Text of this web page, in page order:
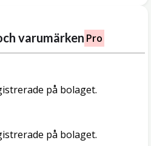
varumärken Pro
på bolaget.
på bolaget.